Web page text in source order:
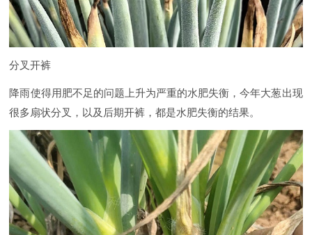
分叉开裤
降雨使得用肥不足的问题上升为严重的水肥失衡，今年大葱出现
很多扇状分叉，以及后期开裤，都是水肥失衡的结果。